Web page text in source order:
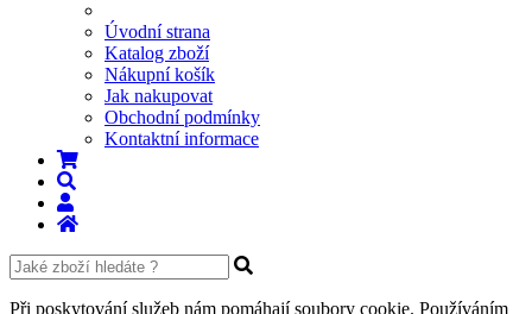
Úvodní strana
Katalog zboží
Nákupní košík
Jak nakupovat
Obchodní podmínky
Kontaktní informace
Při poskytování služeb nám pomáhají soubory cookie. Používáním